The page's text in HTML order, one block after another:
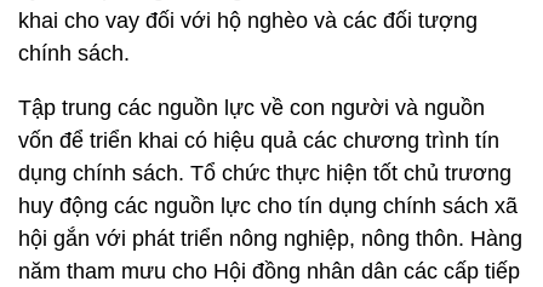
khai cho vay đối với hộ nghèo và các đối tượng
chính sách.
Tập trung các nguồn lực về con người và nguồn
vốn để triển khai có hiệu quả các chương trình tín
dụng chính sách. Tổ chức thực hiện tốt chủ trương
huy động các nguồn lực cho tín dụng chính sách xã
hội gắn với phát triển nông nghiệp, nông thôn. Hàng
năm tham mưu cho Hội đồng nhân dân các cấp tiếp